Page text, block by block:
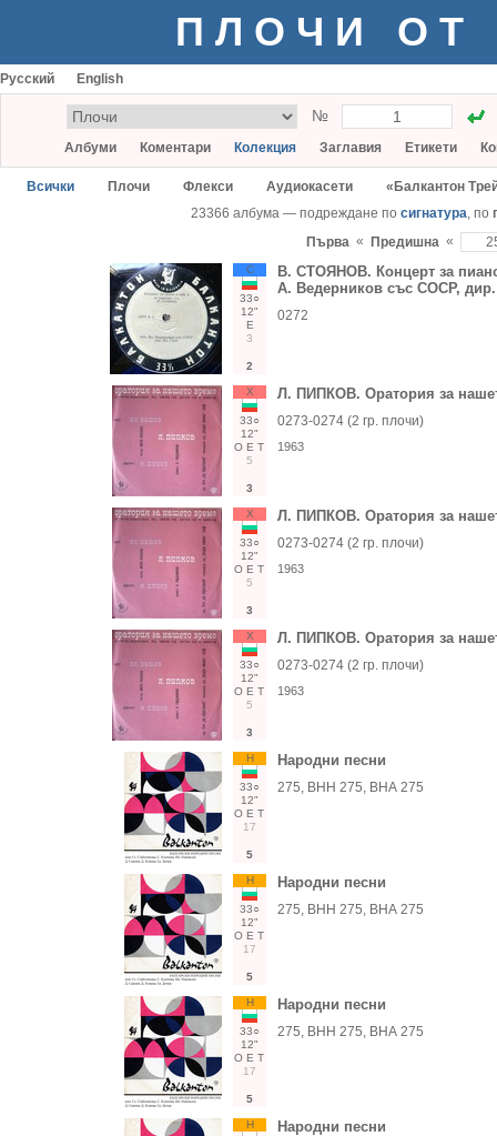
ПЛОЧИ ОТ
Русский English
№
Албуми Коментари Колекция Заглавия Етикети
Всички Плочи Флекси Аудиокасети
«Балкантон
23366 албума — подреждане по сигнатура, по
Първа « Предишна «
С
33○
12"
Е
3
2
В. СТОЯНОВ. Концерт за
А. Ведерников със СОСР, дир.
0272
Х
33○
12"
О Е Т
5
3
Л. ПИПКОВ. Оратория за
0273-0274 (2 гр. плочи)
1963
Х
33○
12"
О Е Т
5
3
Л. ПИПКОВ. Оратория за
0273-0274 (2 гр. плочи)
1963
Х
33○
12"
О Е Т
5
3
Л. ПИПКОВ. Оратория за
0273-0274 (2 гр. плочи)
1963
Н
33○
12"
О Е Т
17
5
Народни песни
275, ВНН 275, ВНА 275
Н
33○
12"
О Е Т
17
5
Народни песни
275, ВНН 275, ВНА 275
Н
33○
12"
О Е Т
17
5
Народни песни
275, ВНН 275, ВНА 275
Н Народни песни